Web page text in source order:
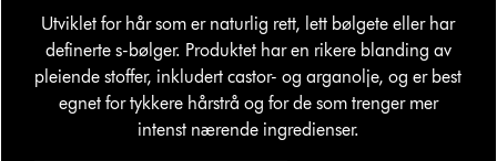
Utviklet for hår som er naturlig rett, lett bølgete eller har
definerte s-bølger. Produktet har en rikere blanding av
pleiende stoffer, inkludert castor- og arganolje, og er best
egnet for tykkere hårstrå og for de som trenger mer
intenst nærende ingredienser.